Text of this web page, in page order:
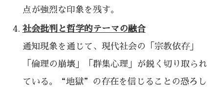
点が強烈な印象を残す。
社会批判と哲学的テーマの融合
通知現象を通じて、現代社会の「宗教依存」
「倫理の崩壊」「群集心理」が鋭く切り取られ
ている。“地獄”の存在を信じることの恐ろし